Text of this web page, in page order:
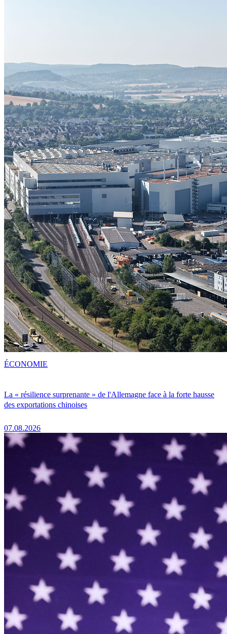
La « résilience surprenante » de l'Allemagne face à la forte hausse
des exportations chinoises
07.08.2026
ÉCONOMIE